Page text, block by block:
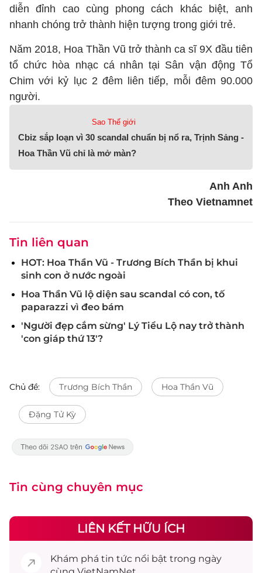
diễn đỉnh cao cùng phong cách khác biệt, anh
nhanh chóng trở thành hiện tượng trong giới trẻ.
Năm 2018, Hoa Thần Vũ trở thành ca sĩ 9X đầu tiên
tổ chức hòa nhạc cá nhân tại Sân vận động Tổ
Chim với kỷ lục 2 đêm liên tiếp, mỗi đêm 90.000
người.
Sao Thế giới
Cbiz sắp loạn vì 30 scandal chuẩn bị nổ ra, Trịnh Sảng -
Hoa Thần Vũ chỉ là mở màn?
Anh Anh
Theo Vietnamnet
Tin liên quan
HOT: Hoa Thần Vũ - Trương Bích Thần bị khui
sinh con ở nước ngoài
Hoa Thần Vũ lộ diện sau scandal có con, tố
paparazzi vì đeo bám
'Người đẹp cắm sừng' Lý Tiểu Lộ nay trở thành
'con giáp thứ 13'?
Chủ đề: Trương Bích Thần Hoa Thần Vũ
Đặng Tử Kỳ
Tin cùng chuyên mục
LIÊN KẾT HỮU ÍCH
Khám phá tin tức nổi bật trong ngày